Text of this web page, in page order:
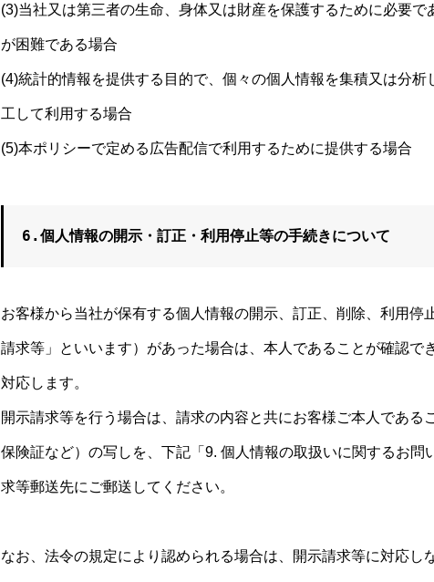
(3)当社又は第三者の生命、身体又は財産を保護するために必要で
が困難である場合
(4)統計的情報を提供する目的で、個々の個人情報を集積又は分
工して利用する場合
(5)本ポリシーで定める広告配信で利用するために提供する場合
6.個人情報の開示・訂正・利用停止等の手続きについて
お客様から当社が保有する個人情報の開示、訂正、削除、利用停
請求等」といいます）があった場合は、本人であることが確認で
対応します。
開示請求等を行う場合は、請求の内容と共にお客様ご本人である
保険証など）の写しを、下記「9. 個人情報の取扱いに関するお問
求等郵送先にご郵送してください。
なお、法令の規定により認められる場合は、開示請求等に対応し